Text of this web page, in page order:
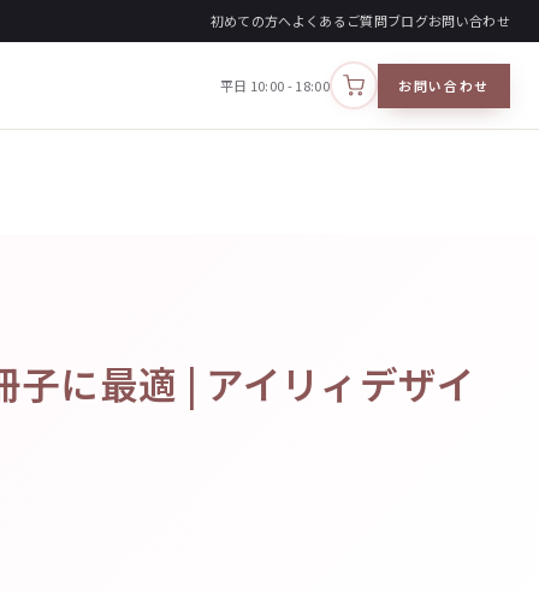
初めての方へよくあるご質問ブログお問い合わせ
平日 10:00 - 18:00
カートを見る
お問い合わせ
に最適 | アイリィデザイ